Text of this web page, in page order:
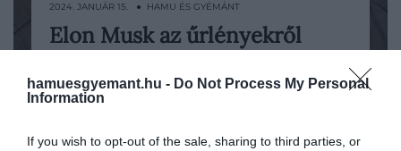
hamuesgyemant.hu - Do Not Process My Personal
Information
If you wish to opt-out of the sale, sharing to third parties, or
Elon Musk, a Tesla és a SpaceX
Twitter alkalmazottaihoz, hónapokkal
2024. JANUÁR 15. ● HAMU ÉS GYÉMÁNT
Elon Musk az űrlényekről
HAMU ÉS GYÉMÁNT